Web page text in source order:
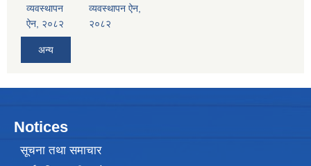
व्यवस्थापन
ऐन, २०८२
व्यवस्थापन ऐन,
२०८२
अन्य
Notices
सूचना तथा समाचार